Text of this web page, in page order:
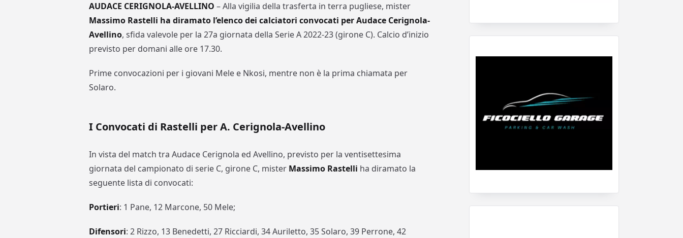
AUDACE CERIGNOLA-AVELLINO – Alla vigilia della trasferta in terra pugliese, mister
Massimo Rastelli ha diramato l’elenco dei calciatori convocati per Audace Cerignola-
Avellino, sfida valevole per la 27a giornata della Serie A 2022-23 (girone C). Calcio d’inizio
previsto per domani alle ore 17.30.
Prime convocazioni per i giovani Mele e Nkosi, mentre non è la prima chiamata per
Solaro.
I Convocati di Rastelli per A. Cerignola-Avellino
In vista del match tra Audace Cerignola ed Avellino, previsto per la ventisettesima
giornata del campionato di serie C, girone C, mister Massimo Rastelli ha diramato la
seguente lista di convocati:
Portieri: 1 Pane, 12 Marcone, 50 Mele;
Difensori: 2 Rizzo, 13 Benedetti, 27 Ricciardi, 34 Auriletto, 35 Solaro, 39 Perrone, 42